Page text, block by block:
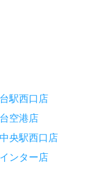
駅西口店
空港店
央駅西口店
ンター店